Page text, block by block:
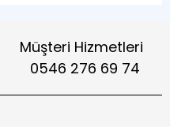
Müşteri Hizmetleri
0546 276 69 74